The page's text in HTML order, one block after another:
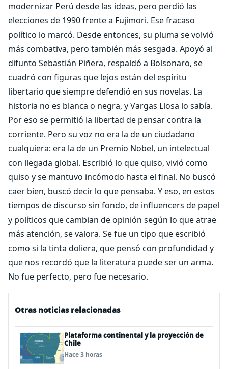
modernizar Perú desde las ideas, pero perdió las
elecciones de 1990 frente a Fujimori. Ese fracaso
político lo marcó. Desde entonces, su pluma se volvió
más combativa, pero también más sesgada. Apoyó al
difunto Sebastián Piñera, respaldó a Bolsonaro, se
cuadró con figuras que lejos están del espíritu
libertario que siempre defendió en sus novelas. La
historia no es blanca o negra, y Vargas Llosa lo sabía.
Por eso se permitió la libertad de pensar contra la
corriente. Pero su voz no era la de un ciudadano
cualquiera: era la de un Premio Nobel, un intelectual
con llegada global. Escribió lo que quiso, vivió como
quiso y se mantuvo incómodo hasta el final. No buscó
caer bien, buscó decir lo que pensaba. Y eso, en estos
tiempos de discurso sin fondo, de influencers de papel
y políticos que cambian de opinión según lo que atrae
más atención, se valora. Se fue un tipo que escribió
como si la tinta doliera, que pensó con profundidad y
que nos recordó que la literatura puede ser un arma.
No fue perfecto, pero fue necesario.
Otras noticias relacionadas
Plataforma continental y la proyección de
Chile
Hace 3 horas